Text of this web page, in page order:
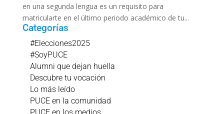
en una segunda lengua es un requisito para
matricularte en el último periodo académico de tu...
Categorías
#Elecciones2025
#SoyPUCE
Alumni que dejan huella
Descubre tu vocación
Lo más leído
PUCE en la comunidad